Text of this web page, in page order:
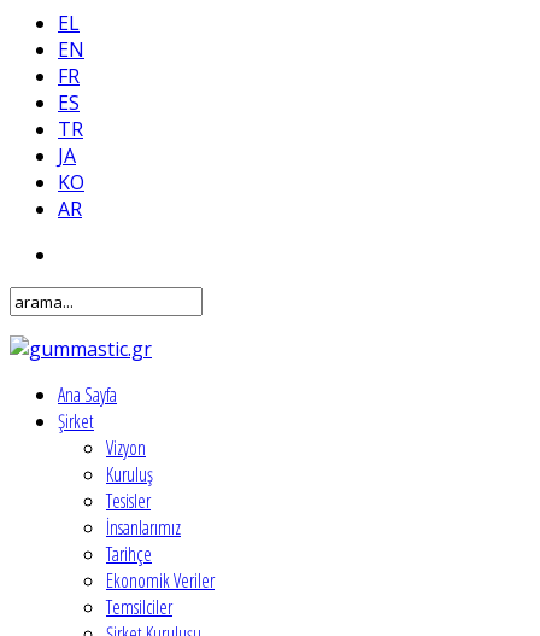
EL
EN
FR
ES
TR
JA
KO
AR
Ana Sayfa
Şirket
Vizyon
Kuruluş
Tesisler
İnsanlarımız
Tarihçe
Ekonomik Veriler
Temsilciler